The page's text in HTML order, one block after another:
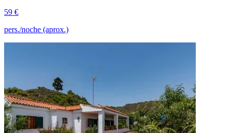
59 €
pers./noche (aprox.)